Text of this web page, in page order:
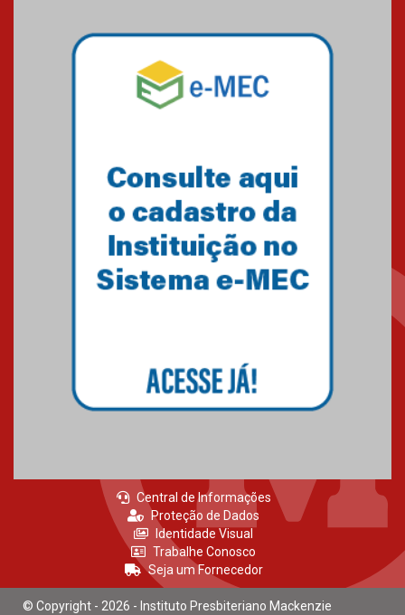
Central de Informações
Proteção de Dados
Identidade Visual
Trabalhe Conosco
Seja um Fornecedor
© Copyright - 2026 - Instituto Presbiteriano Mackenzie